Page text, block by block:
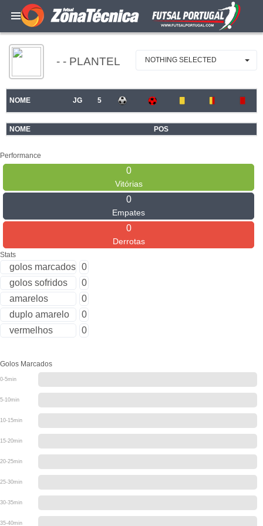
- - PLANTEL NOTHING SELECTED
NOME JG 5
NOME POS
Performance
0
Vitórias
0
Empates
0
Derrotas
Stats
golos marcados 0
golos sofridos
0
amarelos
0
duplo amarelo
0
vermelhos
0
Golos Marcados
0-5min
5-10min
10-15min
15-20min
20-25min
25-30min
30-35min
35-40min